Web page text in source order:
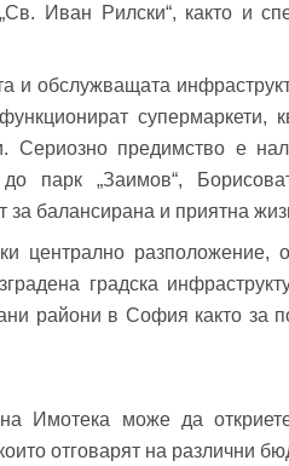
Добре
Вход
Имейл Адрес
Парола
Забравена парола?
Иван Рилски“, както и
и обслужващата
супермаркети,
Сериозно предимство е
до парк „Заимов“,
за балансирана и приятна
централно разположение,
градска
райони в София както за
Имотека може да
отговарят на различни
Имейл адрес*
▼